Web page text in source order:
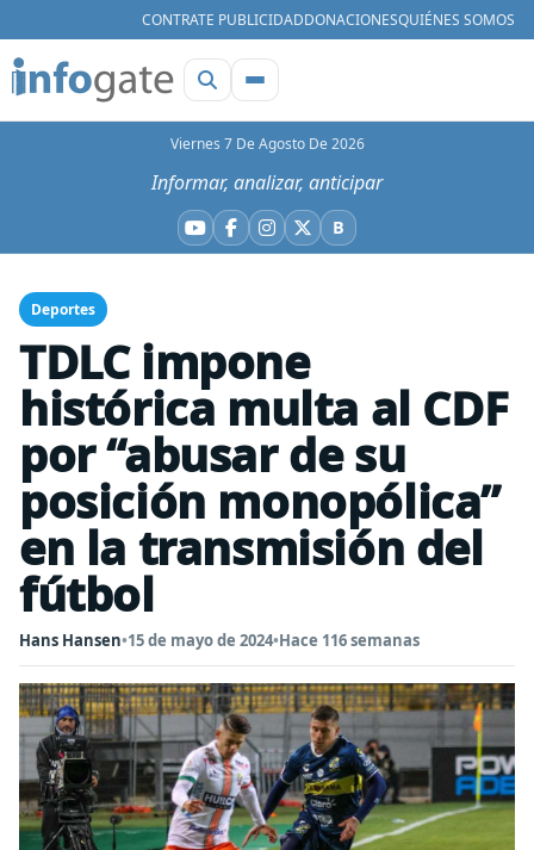
CONTRATE PUBLICIDADDONACIONESQUIÉNES SOMOS
Viernes 7 De Agosto De 2026
Informar, analizar, anticipar
YouTube
Facebook
Instagram
X BBluesky
Deportes
TDLC impone
histórica multa al CDF
por “abusar de su
posición monopólica”
en la transmisión del
fútbol
Hans Hansen•15 de mayo de 2024•Hace 116 semanas